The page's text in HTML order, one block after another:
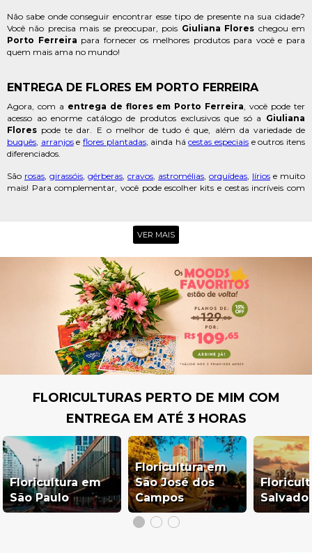
Não sabe onde conseguir encontrar esse tipo de presente na sua cidade?
Você não precisa mais se preocupar, pois Giuliana Flores chegou em
Porto Ferreira para fornecer os melhores produtos para você e para
quem mais ama no mundo!
ENTREGA DE FLORES EM PORTO FERREIRA
Agora, com a entrega de flores em Porto Ferreira , você pode ter
acesso ao enorme catálogo de produtos exclusivos que só a Giuliana
Flores pode te dar. E o melhor de tudo é que, além da variedade de
buquês arranjose flores plantadas, ainda hcestas especiais e outros itens
diferenciados.
São rosas girassóis gérberas cravos astromélias orquídeas lírios e muito
mais! Para complementar, você pode escolher kits e cestas incríveis com
FLORICULTURA EM PORTO FERREIRA
O melhor de apostar na compra de flores em Porto Ferreira
você não precisa mais se preocupar em sair de casa em busca de uma
floricultura para conseguir os itens que precisa.ComGiuliana Flores
basta escolher o produto que quer comprar, colocar no carrinho e seguir
para a finalização da compra. A partir daí, poderá escolher a melhor data,
local e até mesmo horário para que a sua encomenda seja entregue.
Incrível, não é mesmo?
Foi surpreendida com um presente inesquecível? Registre, eternize e
compartilhe com a gente marcando
SÃO PAULO ARARAS LEME
LIMEIRA SÃO CARLOS
OUTRAS CIDADES
DE SÃO PAULO
VER MAIS
FLORICULTURAS PERTO DE MIM COM
ENTREGA EM ATÉ 3 HORAS
Floricultura em
São Paulo
Floricultura em
São José dos
Campos